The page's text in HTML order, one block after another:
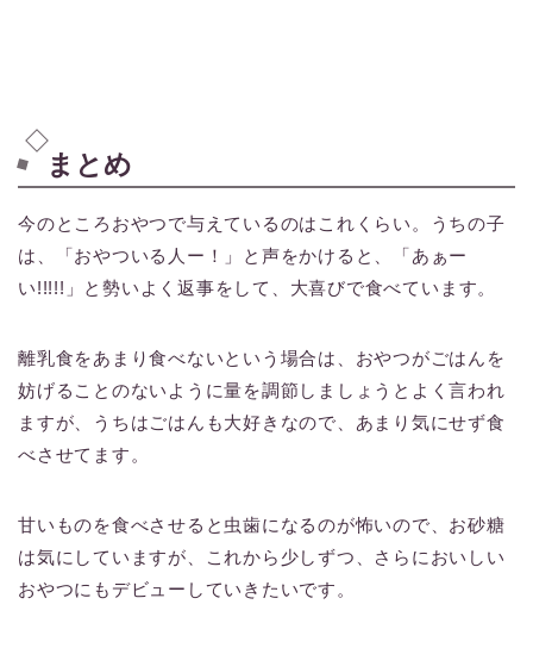
まとめ
今のところおやつで与えているのはこれくらい。うちの子
は、「おやついる人ー！」と声をかけると、「あぁー
い!!!!!」と勢いよく返事をして、大喜びで食べています。
離乳食をあまり食べないという場合は、おやつがごはんを
妨げることのないように量を調節しましょうとよく言われ
ますが、うちはごはんも大好きなので、あまり気にせず食
べさせてます。
甘いものを食べさせると虫歯になるのが怖いので、お砂糖
は気にしていますが、これから少しずつ、さらにおいしい
おやつにもデビューしていきたいです。